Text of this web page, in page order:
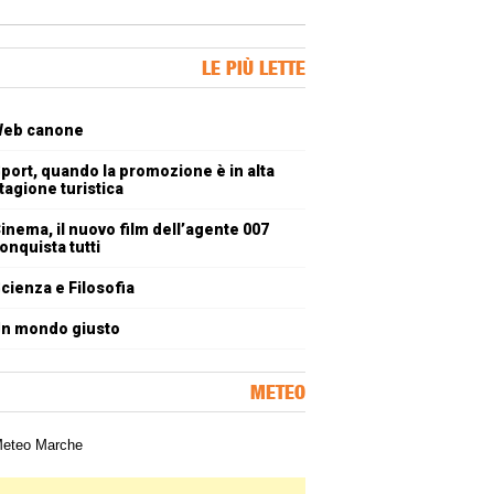
LE PIÙ LETTE
canone
quando la promozione è in alta
turistica
il nuovo film dell’agente 007
tutti
e Filosofia
mondo giusto
METEO
meteorologica delle Marche